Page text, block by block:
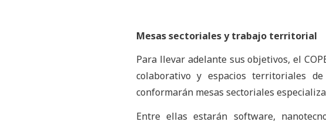
Mesas sectoriales y trabajo territorial
Para llevar adelante sus objetivos, el
colaborativo y espacios territoriales
conformarán mesas sectoriales
Entre ellas estarán software,